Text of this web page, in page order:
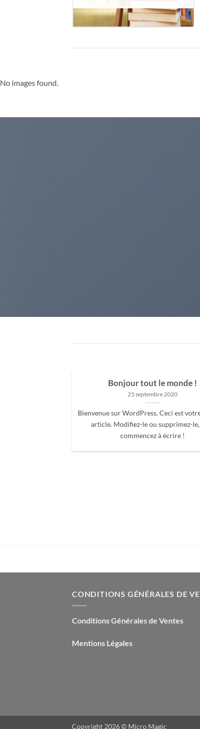
No images found.
Bonjour tout le monde !
25 septembre 2020
Bienvenue sur WordPress. Ceci est
article. Modifiez-le ou supprimez-
commencez à écrire !
CONDITIONS GÉNÉRALES DE
Conditions Générales de Ventes
Mentions Légales
Copyright 2026 © Micro Magic